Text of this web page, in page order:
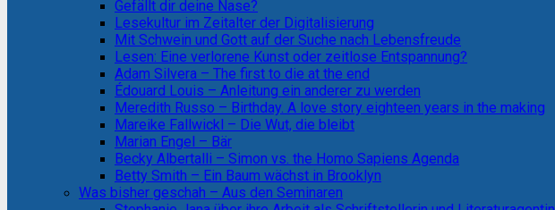
Gefällt dir deine Nase?
Lesekultur im Zeitalter der Digitalisierung
Mit Schwein und Gott auf der Suche nach Lebensfreude
Lesen: Eine verlorene Kunst oder zeitlose Entspannung?
Adam Silvera – The first to die at the end
Édouard Louis – Anleitung ein anderer zu werden
Meredith Russo – Birthday. A love story eighteen years in the making
Mareike Fallwickl – Die Wut, die bleibt
Marian Engel – Bär
Becky Albertalli – Simon vs. the Homo Sapiens Agenda
Betty Smith – Ein Baum wächst in Brooklyn
Was bisher geschah – Aus den Seminaren